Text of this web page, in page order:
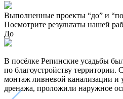
Выполненные проекты “до” и
Посмотрите результаты нашей
До
В посёлке Репинские усадьбы
по благоустройству
монтаж ливневой канализации и
дренажа, проложили наружное